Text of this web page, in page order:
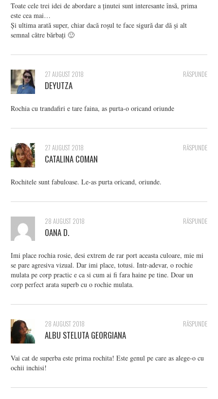
Toate cele trei idei de abordare a ținutei sunt interesante însă, prima
este cea mai…
Și ultima arată super, chiar dacă roșul te face sigură dar dă și alt
semnal către bărbați 🙂
RĂSPUNDE
27 AUGUST 2018
DEYUTZA
Rochia cu trandafiri e tare faina, as purta-o oricand oriunde
RĂSPUNDE
27 AUGUST 2018
CATALINA COMAN
Rochitele sunt fabuloase. Le-as purta oricand, oriunde.
RĂSPUNDE
28 AUGUST 2018
OANA D.
Imi place rochia rosie, desi extrem de rar port aceasta culoare, mie mi
se pare agresiva vizual. Dar imi place, totusi. Intr-adevar, o rochie
mulata pe corp practic e ca si cum ai fi fara haine pe tine. Doar un
corp perfect arata superb cu o rochie mulata.
RĂSPUNDE
28 AUGUST 2018
ALBU STELUTA GEORGIANA
Vai cat de superba este prima rochita! Este genul pe care as alege-o cu
ochii inchisi!